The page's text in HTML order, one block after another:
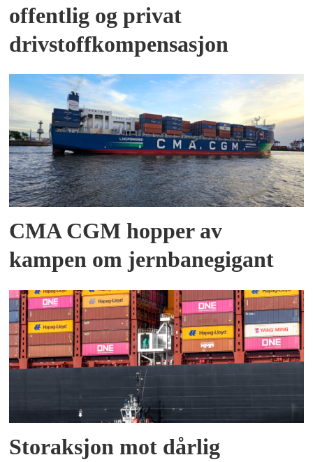
offentlig og privat
drivstoffkompensasjon
CMA CGM hopper av
kampen om jernbanegigant
Storaksjon mot dårlig